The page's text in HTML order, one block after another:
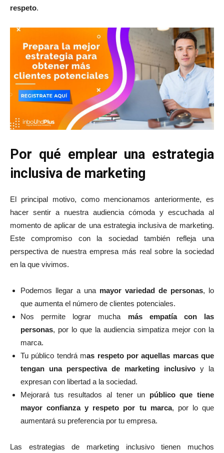
respeto.
Por qué emplear una estrategia
inclusiva de marketing
El principal motivo, como mencionamos anteriormente, es
hacer sentir a nuestra audiencia cómoda y escuchada al
momento de aplicar de una estrategia inclusiva de marketing.
Este compromiso con la sociedad también refleja una
perspectiva de nuestra empresa más real sobre la sociedad
en la que vivimos.
Podemos llegar a una mayor variedad de personas, lo
que aumenta el número de clientes potenciales.
Nos permite lograr mucha más empatía con las
personas, por lo que la audiencia simpatiza mejor con la
marca.
Tu público tendrá mas respeto por aquellas marcas que
tengan una perspectiva de marketing inclusivo y la
expresan con libertad a la sociedad.
Mejorará tus resultados al tener un público que tiene
mayor confianza y respeto por tu marca, por lo que
aumentará su preferencia por tu empresa.
Las estrategias de marketing inclusivo tienen muchos